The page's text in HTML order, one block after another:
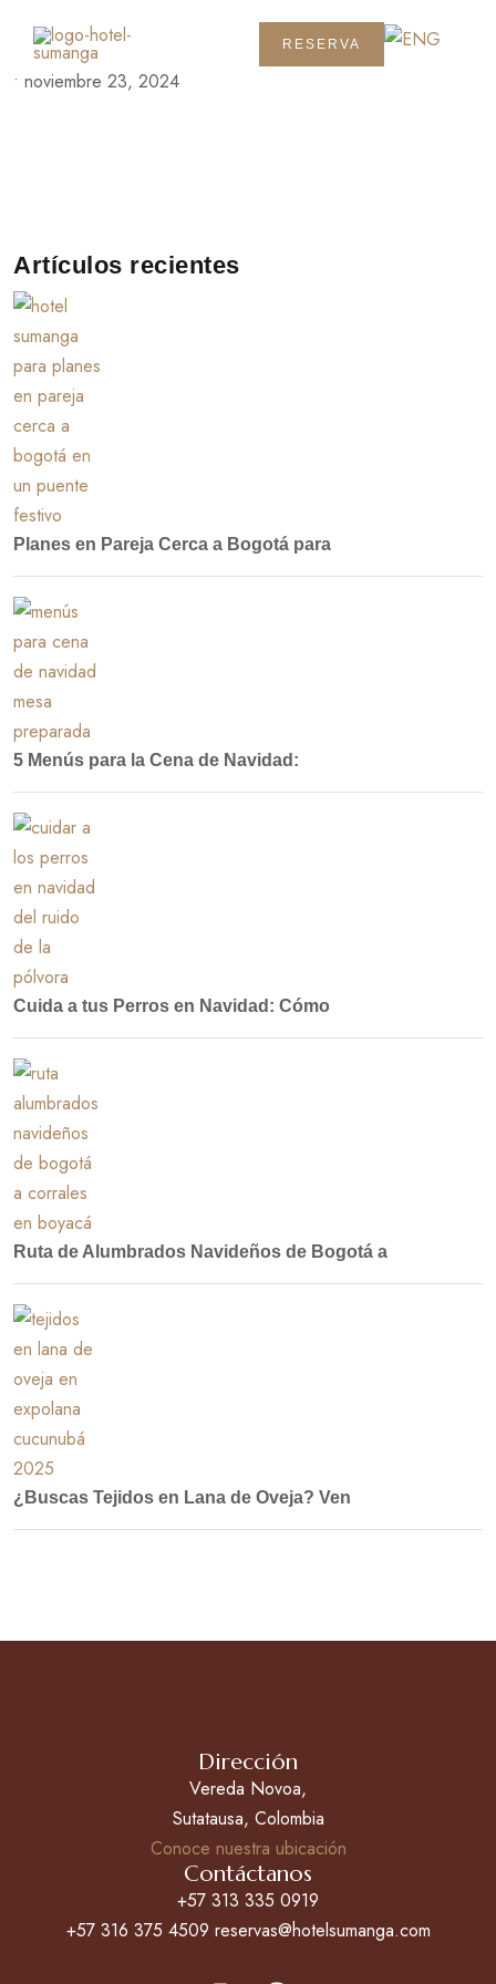
RESERVA
• noviembre 23, 2024
Artículos recientes
Planes en Pareja Cerca a Bogotá para
5 Menús para la Cena de Navidad:
Cuida a tus Perros en Navidad: Cómo
Ruta de Alumbrados Navideños de Bogotá a
¿Buscas Tejidos en Lana de Oveja? Ven
Dirección
Vereda Novoa,
Sutatausa, Colombia
Conoce nuestra ubicación
Contáctanos
+57 313 335 0919
+57 316 375 4509 reservas@hotelsumanga.com